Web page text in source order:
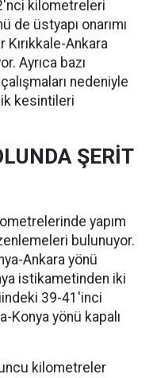
kilometreleri
de üstyapı onarımı
Ankara
Ayrıca bazı
nedeniyle
kesintileri
ŞERİT
yapım
bulunuyor.
Ankara yönü
istikametinden iki
39-41'inci
Konya yönü kapalı
kilometreler